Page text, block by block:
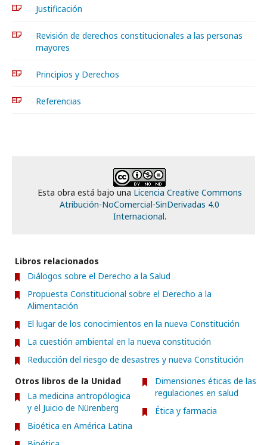
Justificación
Revisión de derechos constitucionales a las personas
mayores
Principios y Derechos
Referencias
Esta obra está bajo una Licencia Creative Commons
Atribución-NoComercial-SinDerivadas 4.0
Internacional.
Libros relacionados
Diálogos sobre el Derecho a la Salud
Propuesta Constitucional sobre el Derecho a la
Alimentación
El lugar de los conocimientos en la nueva Constitución
La cuestión ambiental en la nueva constitución
Reducción del riesgo de desastres y nueva Constitución
Otros libros de la Unidad
La medicina antropólogica
y el Juicio de Nürenberg
Bioética en América Latina
Dimensiones éticas de las
regulaciones en salud
Ética y farmacia